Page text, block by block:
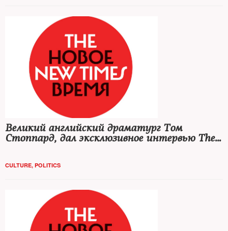
Великий английский драматург Том
Стоппард, дал эксклюзивное интервью The
CULTURE, POLITICS